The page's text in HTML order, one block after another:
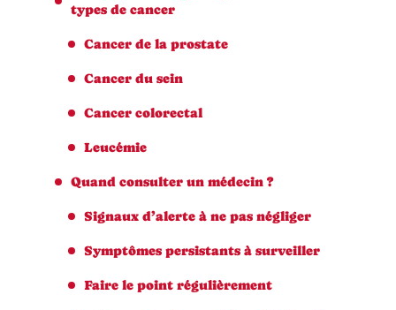
types de cancer
Cancer de la prostate
Cancer du sein
Cancer colorectal
Leucémie
Quand consulter un médecin ?
Signaux d’alerte à ne pas négliger
Symptômes persistants à surveiller
Faire le point régulièrement